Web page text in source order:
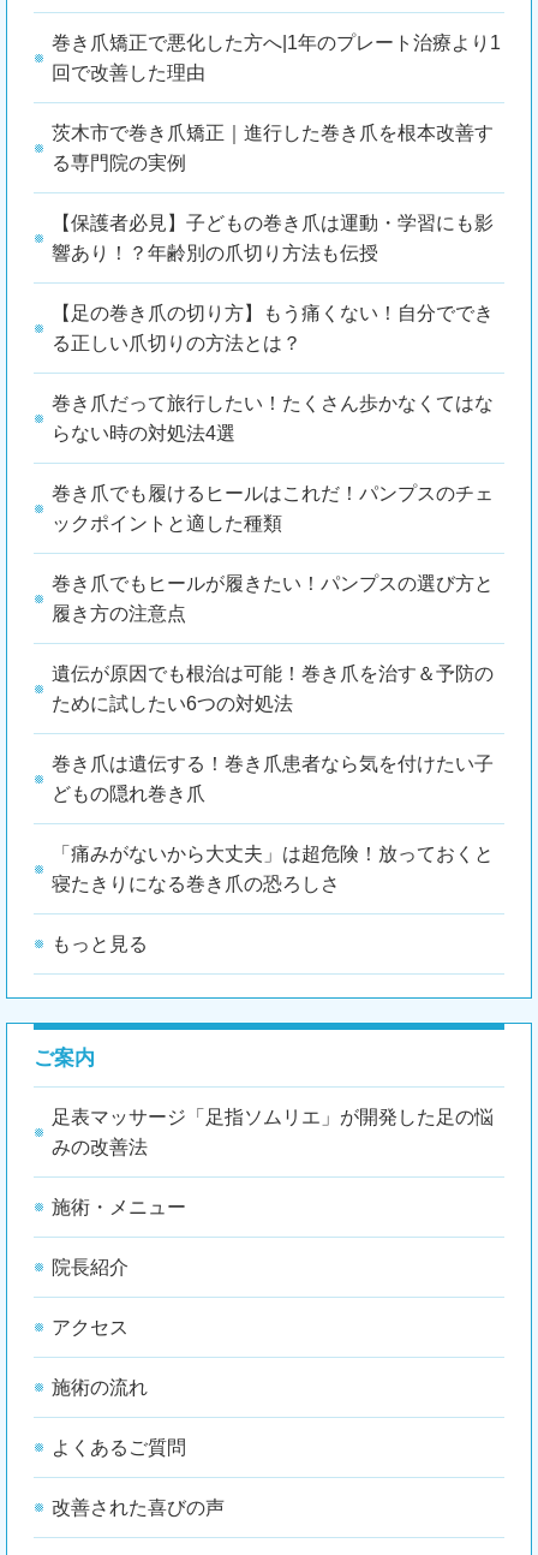
巻き爪矯正で悪化した方へ|1年のプレート治療より1
回で改善した理由
茨木市で巻き爪矯正｜進行した巻き爪を根本改善す
る専門院の実例
【保護者必見】子どもの巻き爪は運動・学習にも影
響あり！？年齢別の爪切り方法も伝授
【足の巻き爪の切り方】もう痛くない！自分ででき
る正しい爪切りの方法とは？
巻き爪だって旅行したい！たくさん歩かなくてはな
らない時の対処法4選
巻き爪でも履けるヒールはこれだ！パンプスのチェ
ックポイントと適した種類
巻き爪でもヒールが履きたい！パンプスの選び方と
履き方の注意点
遺伝が原因でも根治は可能！巻き爪を治す＆予防の
ために試したい6つの対処法
巻き爪は遺伝する！巻き爪患者なら気を付けたい子
どもの隠れ巻き爪
「痛みがないから大丈夫」は超危険！放っておくと
寝たきりになる巻き爪の恐ろしさ
もっと見る
ご案内
足表マッサージ「足指ソムリエ」が開発した足の悩
みの改善法
施術・メニュー
院長紹介
アクセス
施術の流れ
よくあるご質問
改善された喜びの声